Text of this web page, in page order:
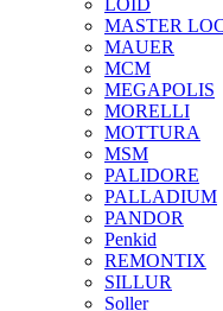
LOID
MASTER
MAUER
MCM
MEGAPOLIS
MORELLI
MOTTURA
MSM
PALIDORE
PALLADIUM
PANDOR
Penkid
REMONTIX
SILLUR
Soller